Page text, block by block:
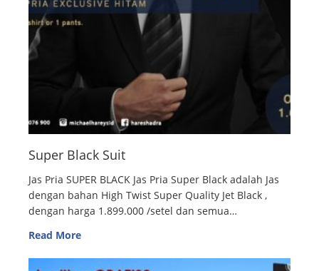
Super Black Suit
Jas Pria SUPER BLACK Jas Pria Super Black adalah Jas
dengan bahan High Twist Super Quality Jet Black ,
dengan harga 1.899.000 /setel dan semua…
Read More